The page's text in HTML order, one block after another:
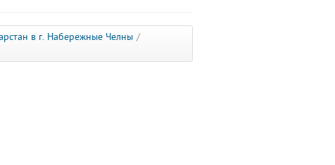
в г. Набережные Челны /